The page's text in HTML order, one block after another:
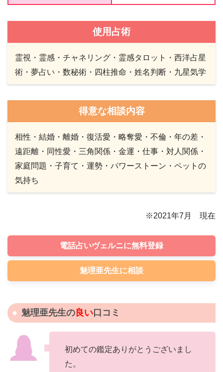
使用占術
霊視・霊感・チャネリング・霊感タロット・西洋占星
術・夢占い・数秘術・四柱推命・姓名判断・九星気学
得意な相談内容
相性・結婚・離婚・復活愛・略奪愛・不倫・年の差・
遠距離・同性愛・三角関係・金運・仕事・対人関係・
家庭問題・子育て・運勢・パワーストーン・ペットの
気持ち
※2021年7月 現在
電話占いヴェルニに無料登録
魅理亜先生に相談
魅理亜先生の良い口コミ
初めての鑑定ありがとうございまし
た。